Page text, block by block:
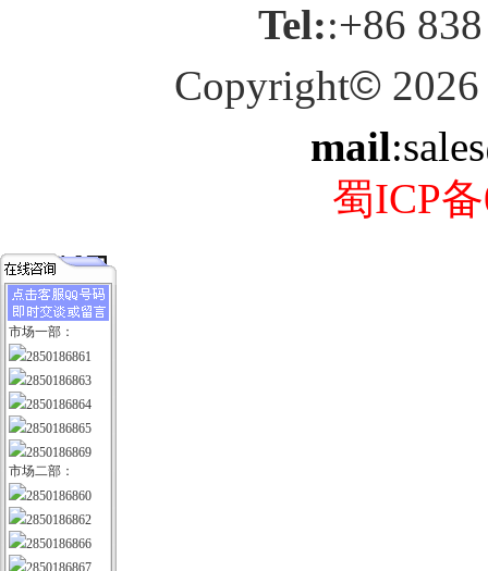
Tel::+86
Copyright© 2026
mail
蜀ICP
市场一部：
2850186861
2850186863
2850186864
2850186865
2850186869
市场二部：
2850186860
2850186862
2850186866